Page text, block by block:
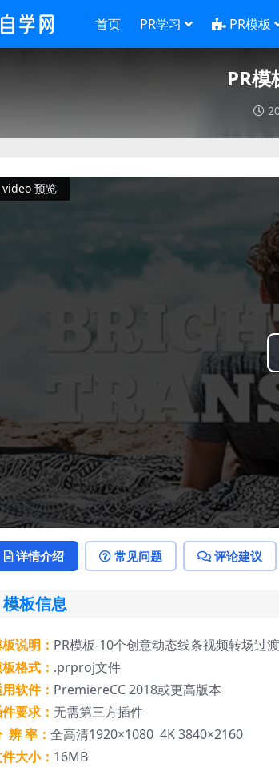
首页 PR学习 PR模板
PR
video 预览
详情介绍 常见问题 评论建议
模板信息
说明： PR模板-10个创意动态线条视频转场过
格式： .prproj文件
软件： PremiereCC 2018或更高版本
要求： 无需第三方插件
辨 率： 全高清1920×1080 4K 3840×2160
大小： 16MB